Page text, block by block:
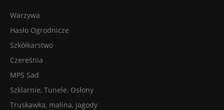
Warzywa
Hasło Ogrodnicze
Szkółkarstwo
Czereśnia
MPS Sad
Szklarnie, Tunele, Osłony
Truskawka, malina, jagody